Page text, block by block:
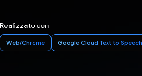
Realizzato con
Web/Chrome Google Cloud Text to Speech